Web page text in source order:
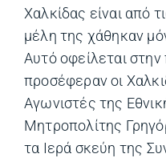
Χαλκίδας είναι από
μέλη της χάθηκαν
Αυτό οφείλεται
προσέφεραν οι
Αγωνιστές της
Μητροπολίτης
τα Ιερά σκεύη της